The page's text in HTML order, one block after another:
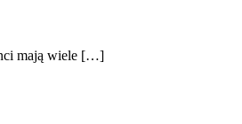
mają wiele […]